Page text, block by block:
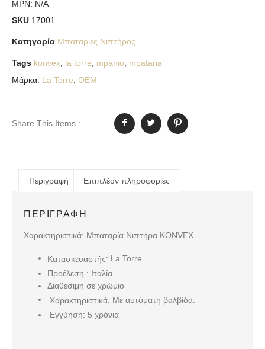
MPN: N/A
SKU 17001
Κατηγορία Μπαταρίες Νιπτήρος
Tags konvex, la torre, mpanio, mpataria
Μάρκα: La Torre OEM
Share This Items :
Περιγραφή Επιπλέον πληροφορίες
ΠΕΡΙΓΡΑΦΉ
Χαρακτηριστικά: Μπαταρία Νιπτήρα KONVEX
Κατασκευαστής: La Torre
Προέλεση : Ιταλία
Διαθέσιμη σε χρώμιο
Χαρακτηριστικά: Με αυτόματη βαλβίδα.
Εγγύηση: 5 χρόνια